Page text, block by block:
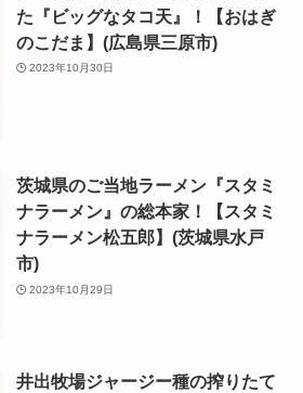
た『ビッグなタコ天』！【おはぎ
のこだま】(広島県三原市)
2023年10月30日
茨城県のご当地ラーメン『スタミ
ナラーメン』の総本家！【スタミ
ナラーメン松五郎】(茨城県水戸
市)
2023年10月29日
井出牧場ジャージー種の搾りたて